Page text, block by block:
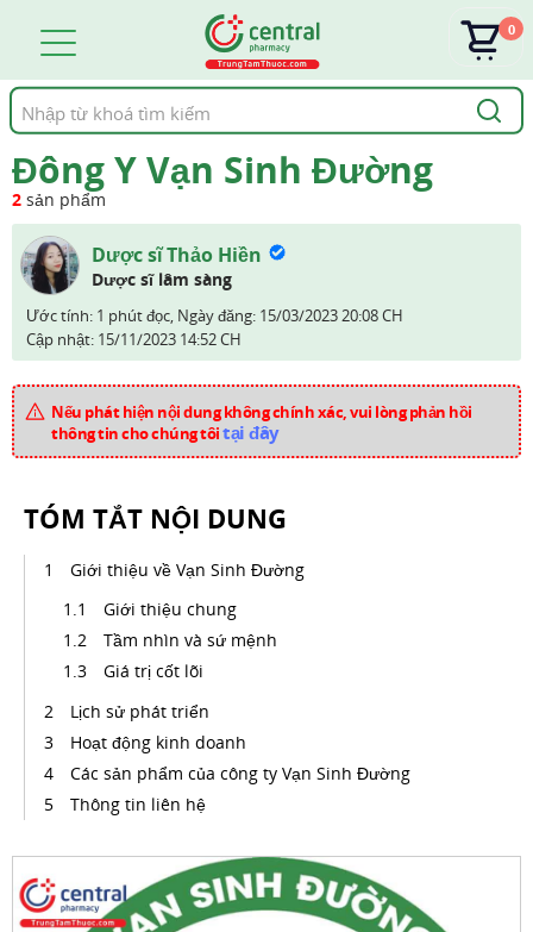
Tìm
kiếm
0
Đông Y Vạn Sinh Đường
2 sản phẩm
Dược sĩ Thảo Hiền
Dược sĩ lâm sàng
Ước tính: 1 phút đọc, Ngày đăng: 15/03/2023 20:08 CH
Cập nhật: 15/11/2023 14:52 CH
Nếu phát hiện nội dung không chính xác, vui lòng phản hồi
thông tin cho chúng tôitại đây
TÓM TẮT NỘI DUNG
Giới thiệu về Vạn Sinh Đường
Giới thiệu chung
Tầm nhìn và sứ mệnh
Giá trị cốt lõi
Lịch sử phát triển
Hoạt động kinh doanh
Các sản phẩm của công ty Vạn Sinh Đường
Thông tin liên hệ